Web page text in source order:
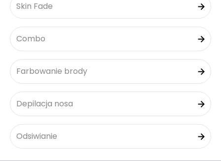
Skin Fade
Combo
Farbowanie brody
Depilacja nosa
Odsiwianie